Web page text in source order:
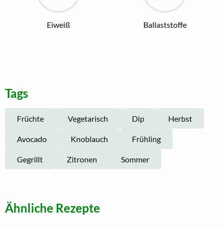
Eiweiß Ballaststoffe
Tags
Früchte Vegetarisch Dip Herbst
Avocado Knoblauch Frühling
Gegrillt Zitronen Sommer
Ähnliche Rezepte